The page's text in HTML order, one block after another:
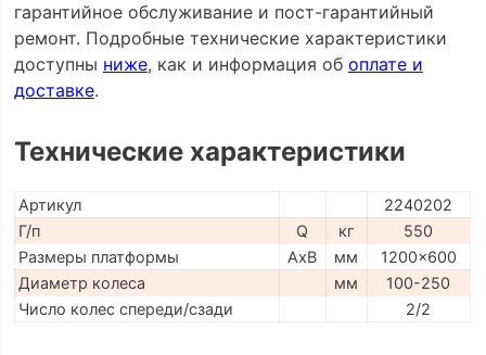
гарантийное обслуживание и пост-гарантийный
ремонт. Подробные технические характеристики
доступны ниже, как и информация об оплате и
доставке.
Технические характеристики
Артикул
2240202
Г/п
Q кг
550
Размеры платформы
AxB мм
1200x600
Диаметр колеса
мм
100-250
Число колес спереди/сзади
2/2